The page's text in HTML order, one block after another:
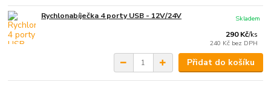
Rychlonabíječka 4 porty USB - 12V/24V
290 Kč/ks
240 Kč bez DPH
Skladem
Přidat do košíku